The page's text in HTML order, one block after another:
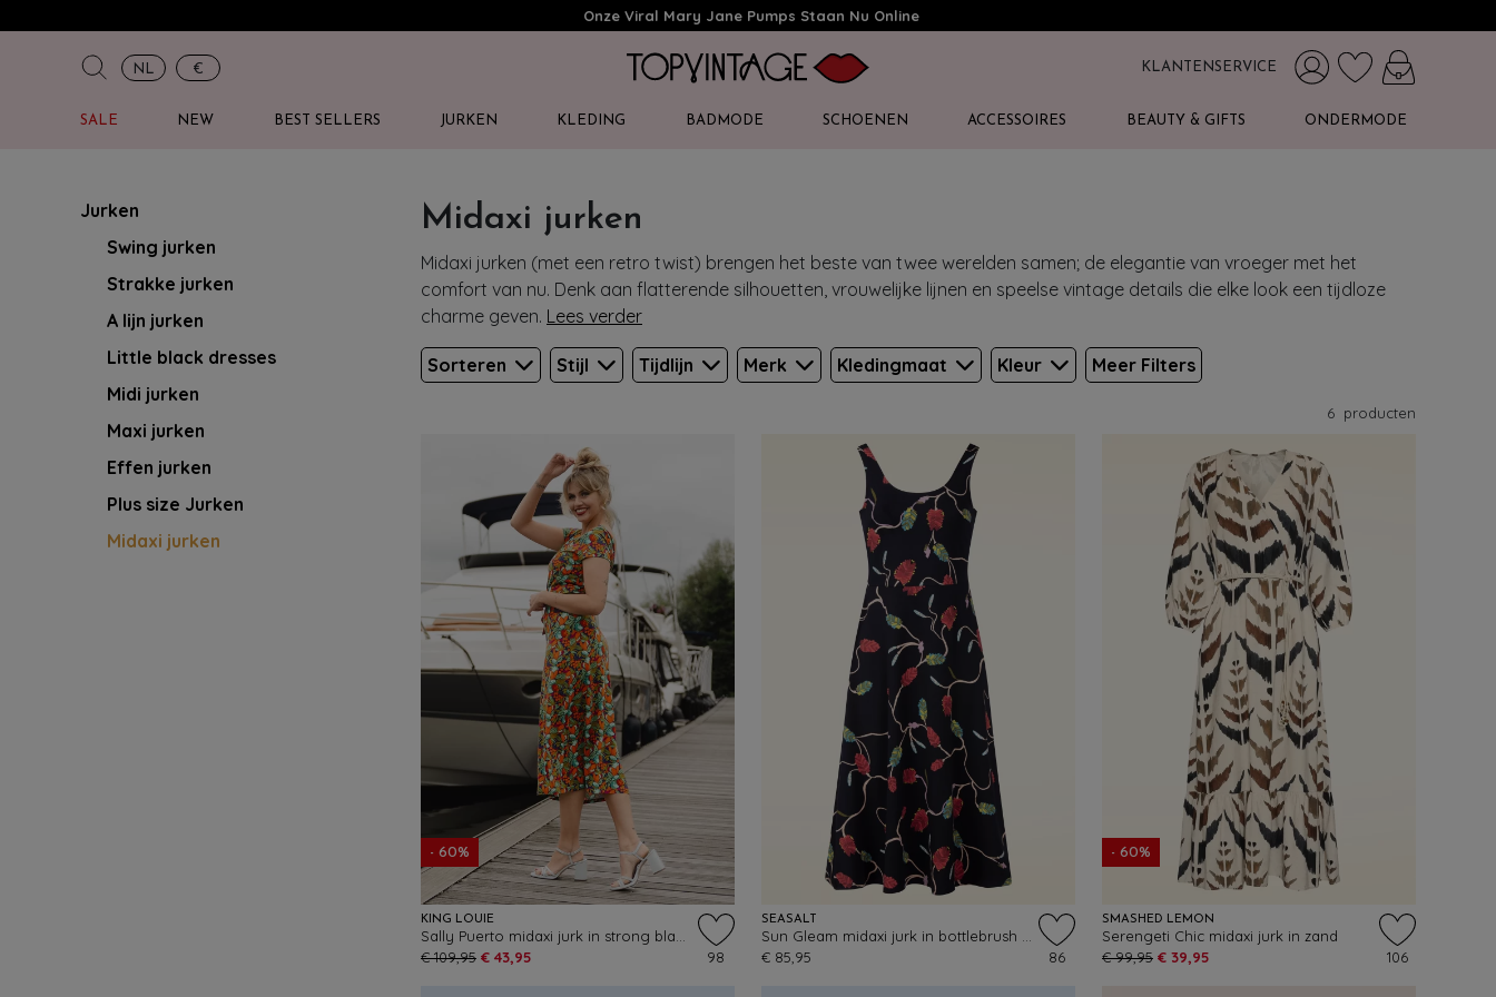
Onze Viral Mary Jane Pumps Staan Nu Online
NL € KLANTENSERVICE
SALE NEW BEST SELLERS JURKEN KLEDING BADMODE SCHOENEN ACCESSOIRES BEAUTY & GIFTS ONDERMODE
Jurken
Swing jurken
Strakke jurken
A lijn jurken
Little black dresses
Midi jurken
Maxi jurken
Effen jurken
Plus size Jurken
Midaxi jurken
Midaxi jurken
Midaxi jurken (met een retro twist) brengen het beste van twee werelden samen; de elegantie van vroeger met het
comfort van nu. Denk aan flatterende silhouetten, vrouwelijke lijnen en speelse vintage details die elke look een tijdloze
charme geven. Lees verder
Sorteren Stijl Tijdlijn Merk Kledingmaat Kleur Meer Filters
6 producten
- 60%
KING LOUIE
€ 109,95 € 43,95 98
SEASALT
€ 85,95
86
- 60%
SMASHED LEMON
Serengeti Chic midaxi jurk in zand
€ 99,95 € 39,95 106